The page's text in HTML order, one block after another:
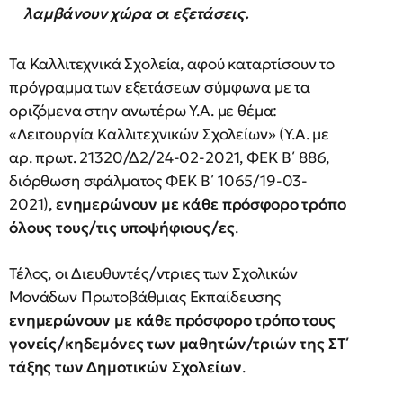
λαμβάνουν χώρα οι εξετάσεις.
Τα Καλλιτεχνικά Σχολεία, αφού καταρτίσουν το
πρόγραμμα των εξετάσεων σύμφωνα με τα
οριζόμενα στην ανωτέρω Υ.Α. με θέμα:
«Λειτουργία Καλλιτεχνικών Σχολείων» (Υ.Α. με
αρ. πρωτ. 21320/Δ2/24-02-2021, ΦΕΚ Β΄ 886,
διόρθωση σφάλματος ΦΕΚ Β΄ 1065/19-03-
2021),ενημερώνουν με κάθε πρόσφορο τρόπο
όλους τους/τις υποψήφιους/ες.
Τέλος, οι Διευθυντές/ντριες των Σχολικών
Μονάδων Πρωτοβάθμιας Εκπαίδευσης
ενημερώνουν με κάθε πρόσφορο τρόπο τους
γονείς/κηδεμόνες των μαθητών/τριών της ΣΤ΄
τάξης των Δημοτικών Σχολείων.